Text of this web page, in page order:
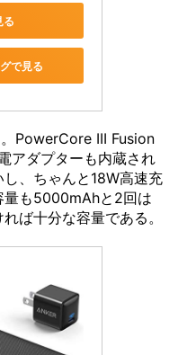
る
で見る
PowerCore III Fusion
アダプターも内蔵され
、ちゃんと18W高速充
量も5000mAhと2回は
ば十分な容量である。